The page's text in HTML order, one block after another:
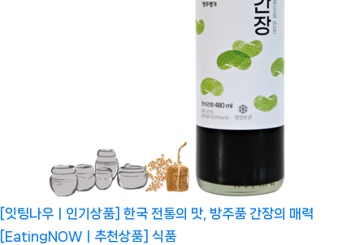
[잇팅나우ㅣ인기상품] 한국 전통의 맛, 방주품 간장의 매력
[EatingNOWㅣ추천상품] 식품